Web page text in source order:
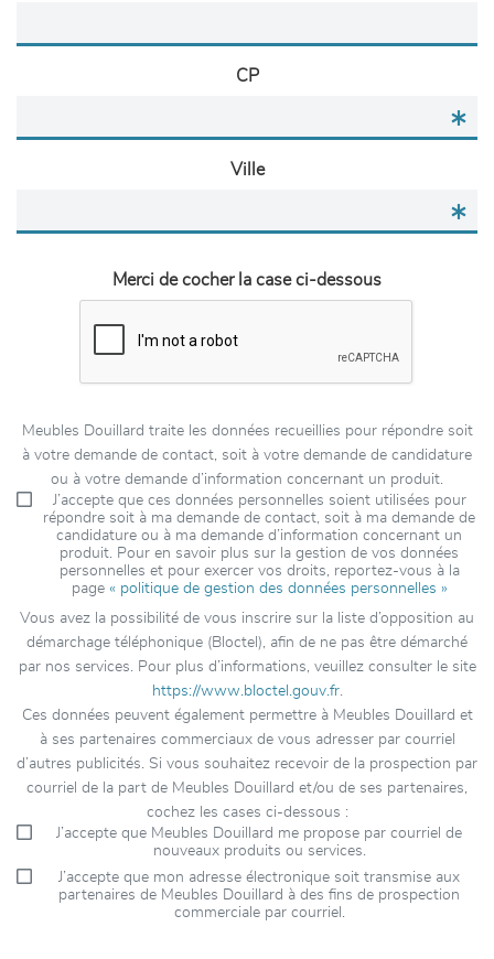
CP
Ville
Merci de cocher la case ci-dessous
Meubles Douillard traite les données recueillies pour répondre soit
à votre demande de contact, soit à votre demande de candidature
ou à votre demande d’information concernant un produit.
J’accepte que ces données personnelles soient utilisées pour
répondre soit à ma demande de contact, soit à ma demande de
candidature ou à ma demande d’information concernant un
produit. Pour en savoir plus sur la gestion de vos données
personnelles et pour exercer vos droits, reportez-vous à la
page « politique de gestion des données personnelles »
Vous avez la possibilité de vous inscrire sur la liste d’opposition au
démarchage téléphonique (Bloctel), afin de ne pas être démarché
par nos services. Pour plus d’informations, veuillez consulter le site
https://www.bloctel.gouv.fr.
Ces données peuvent également permettre à Meubles Douillard et
à ses partenaires commerciaux de vous adresser par courriel
d’autres publicités. Si vous souhaitez recevoir de la prospection par
courriel de la part de Meubles Douillard et/ou de ses partenaires,
cochez les cases ci-dessous :
J’accepte que Meubles Douillard me propose par courriel de
nouveaux produits ou services.
J’accepte que mon adresse électronique soit transmise aux
partenaires de Meubles Douillard à des fins de prospection
commerciale par courriel.